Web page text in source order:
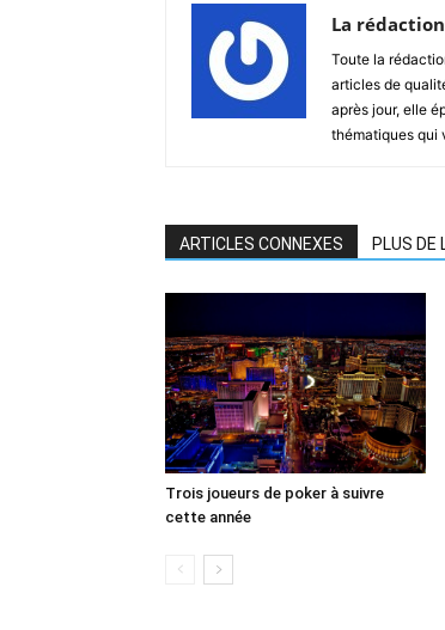
La rédaction
Toute la
articles de
après jour, elle
thématiques qui
ARTICLES CONNEXES PLUS DE
Trois joueurs de poker à suivre
cette année